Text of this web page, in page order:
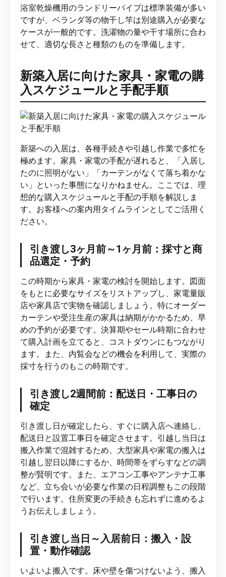
浴室乾燥機用のランドリーパイプは標準装備が多い
ですが、ベランダ等の物干し竿は別途購入が必要な
ケースが一般的です。洗濯物の量や干す場所に合わ
せて、適切な長さと種類のものを準備します。
新築入居に向けた家具・家電の購
入スケジュールと手配手順
新築への入居は、各種手続きや引越し作業で多忙を
極めます。家具・家電の手配が遅れると、「入居し
たのに照明がない」「カーテンがなくて落ち着かな
い」といった事態になりかねません。ここでは、理
想的な購入スケジュールと手配の手順を解説しま
す。お客様への案内用タイムラインとしてご活用く
ださい。
引き渡し3ヶ月前～1ヶ月前：採寸と商
品選定・予約
この時期から家具・家電の検討を開始します。図面
をもとに必要なサイズをリストアップし、家電量販
店や家具店で実物を確認しましょう。特にオーダー
カーテンや受注生産の家具は納期がかかるため、早
めの予約が必要です。決算期やセール時期に合わせ
て購入計画を立てると、コストダウンにもつながり
ます。また、内覧会などの機会を利用して、実際の
採寸を行うのもこの時期です。
引き渡し2週間前：配送日・工事日の
確定
引き渡し日が確定したら、すぐに購入店へ連絡し、
配送日と設置工事日を確定させます。引越し当日は
搬入作業で混雑するため、大型家具や家電の搬入は
引越し翌日以降にするか、時間帯をずらすなどの調
整が賢明です。また、エアコン工事やアンテナ工事
など、立ち会いが必要な作業の日程調整もこの段階
で行います。住所変更の手続きも忘れずに進めるよ
うお伝えしましょう。
引き渡し当日～入居前日：搬入・設
置・動作確認
いよいよ搬入です。床や壁を傷つけないよう、搬入